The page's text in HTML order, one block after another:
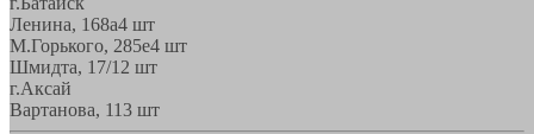
Ленина, 168а4 шт
М.Горького, 285е4 шт
Шмидта, 17/1 2 шт
г.Аксай
Вартанова, 113 шт